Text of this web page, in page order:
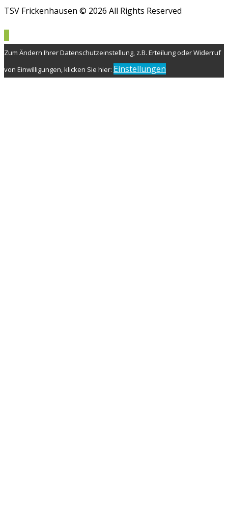
TSV Frickenhausen © 2026 All Rights Reserved
Zum Ändern Ihrer Datenschutzeinstellung, z.B. Erteilung oder Widerruf
von Einwilligungen, klicken Sie hier: Einstellungen